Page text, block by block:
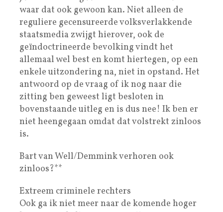
waar dat ook gewoon kan. Niet alleen de
reguliere gecensureerde volksverlakkende
staatsmedia zwijgt hierover, ook de
geïndoctrineerde bevolking vindt het
allemaal wel best en komt hiertegen, op een
enkele uitzondering na, niet in opstand. Het
antwoord op de vraag of ik nog naar die
zitting ben geweest ligt besloten in
bovenstaande uitleg en is dus nee! Ik ben er
niet heengegaan omdat dat volstrekt zinloos
is.
Bart van Well/Demmink verhoren ook
zinloos?**
Extreem criminele rechters
Ook ga ik niet meer naar de komende hoger